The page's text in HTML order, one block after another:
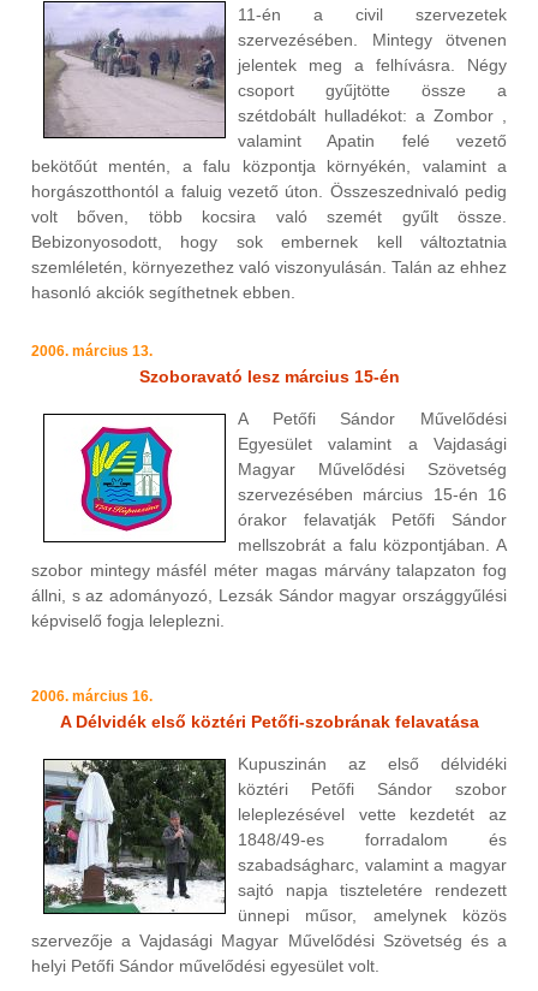
11-én a civil szervezetek
szervezésében. Mintegy ötvenen
jelentek meg a felhívásra. Négy
csoport gyűjtötte össze a
szétdobált hulladékot: a Zombor ,
valamint Apatin felé vezető
bekötőút mentén, a falu központja környékén, valamint a
horgászotthontól a faluig vezető úton. Összeszednivaló pedig
volt bőven, több kocsira való szemét gyűlt össze.
Bebizonyosodott, hogy sok embernek kell változtatnia
szemléletén, környezethez való viszonyulásán. Talán az ehhez
hasonló akciók segíthetnek ebben.
2006. március 13.
Szoboravató lesz március 15-én
A Petőfi Sándor Művelődési
Egyesület valamint a Vajdasági
Magyar Művelődési Szövetség
szervezésében március 15-én 16
órakor felavatják Petőfi Sándor
mellszobrát a falu központjában. A
szobor mintegy másfél méter magas márvány talapzaton fog
állni, s az adományozó, Lezsák Sándor magyar országgyűlési
képviselő fogja leleplezni.
2006. március 16.
A Délvidék első köztéri Petőfi-szobrának felavatása
Kupuszinán az első délvidéki
köztéri Petőfi Sándor szobor
leleplezésével vette kezdetét az
1848/49-es forradalom és
szabadságharc, valamint a magyar
sajtó napja tiszteletére rendezett
ünnepi műsor, amelynek közös
szervezője a Vajdasági Magyar Művelődési Szövetség és a
helyi Petőfi Sándor művelődési egyesület volt.